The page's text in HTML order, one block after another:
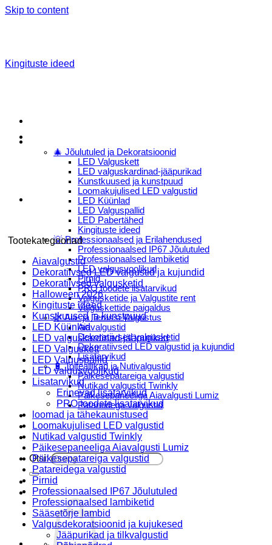
Skip to content
🎄 Jõulutuled ja Dekoratsioonid
LED Valguskett
LED valguskardinad-jääpurikad
Kunstkuused ja kunstpuud
Loomakujulised LED valgustid
LED Küünlad
LED Valguspallid
LED Pabertähed
Kingituste ideed
💡 Professionaalsed ja Erilahendused
Professionaalsed IP67 Jõulutuled
Professionaalsed lambiketid
LED valgusvoolikud
Pirnid
PRO toodete lisatarvikud
Valgusketide ja Valgustite rent
Valguskettide paigaldus
🌿 Aia- ja Terassi Valgustus
Aiavalgustid
Dekoratiivsed valgusketid
Dekoratiivsed LED valgustid ja kujundid
Lisatarvikud
🔋 Toiteallikad ja Nutivalgustid
Päikesepatareiga valgustid
Nutikad valgustid Twinkly
Päikesepaneeliga Aiavalgusti Lumiz
Patareidega valgustid
Päikeselaternad Lumiz
Valguskettide paigaldus
Blogi
Otsi:
Kingituste ideed
Tootekategooriad
Aiavalgustid
Dekoratiivsed LED valgustid ja kujundid
Dekoratiivsed valgusketid
Halloween 2026
Kingituste ideed
Kunstkuused ja kunstpuud
LED Küünlad
LED valguskardinad-jääpurikad
LED Valguskett
LED Valguspallid
LED valgusvoolikud
Lisatarvikud
Erinevad lisatarvikud
PRO toodete lisatarvikud
loomad ja tähekaunistused
Loomakujulised LED valgustid
Nutikad valgustid Twinkly
Päikesepaneeliga Aiavalgusti Lumiz
Päikesepatareiga valgustid
Patareidega valgustid
Pirnid
Professionaalsed IP67 Jõulutuled
Professionaalsed lambiketid
Sääsetõrje lambid
Valgusdekoratsioonid ja kujukesed
Jääpurikad ja tilkvalgustid